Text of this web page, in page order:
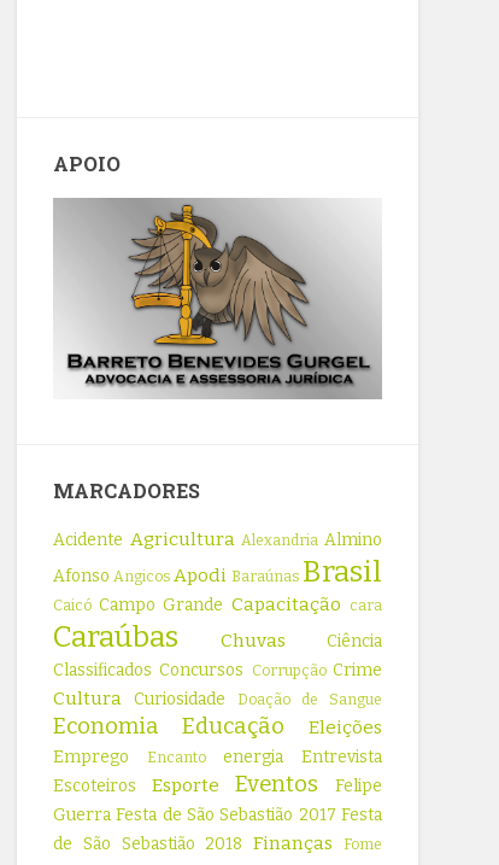
APOIO
MARCADORES
Acidente Agricultura Alexandria Almino
Afonso Angicos Apodi Baraúnas Brasil
Caicó Campo Grande Capacitação cara
Caraúbas Chuvas
Ciência
Classificados Concursos Corrupção Crime
Cultura Curiosidade Doação de Sangue
Economia Educação Eleições
Emprego Encanto energia
Entrevista
Escoteiros
Esporte Eventos
Felipe
Guerra Festa de São Sebastião 2017 Festa
de São Sebastião 2018 Finanças Fome